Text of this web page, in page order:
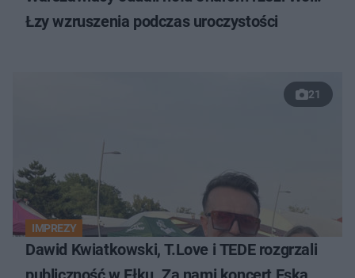
Łzy wzruszenia podczas uroczystości
21
IMPREZY
Dawid Kwiatkowski, T.Love i TEDE rozgrzali